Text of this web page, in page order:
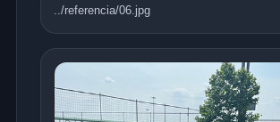
../referencia/06.jpg